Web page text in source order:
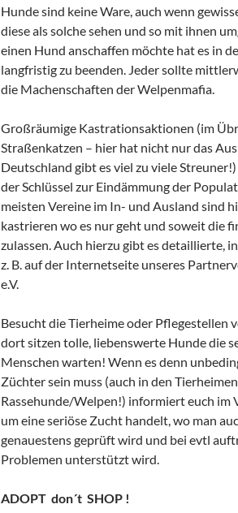
Hunde sind keine Ware, auch wenn
diese als solche sehen und so mit ihnen
einen Hund anschaffen möchte hat es in
langfristig zu beenden. Jeder sollte
die Machenschaften der Welpenmafia.
Großräumige Kastrationsaktionen (im
Straßenkatzen – hier hat nicht nur das
Deutschland gibt es viel zu viele
der Schlüssel zur Eindämmung der
meisten Vereine im In- und Ausland sind
kastrieren wo es nur geht und soweit die
zulassen. Auch hierzu gibt es detaillierte,
z. B. auf der Internetseite unseres
e.V.
Besucht die Tierheime oder Pflegestellen
dort sitzen tolle, liebenswerte Hunde die
Menschen warten! Wenn es denn
Züchter sein muss (auch in den
Rassehunde/Welpen!) informiert euch im
um eine seriöse Zucht handelt, wo man
genauestens geprüft wird und bei evtl
Problemen unterstützt wird.
ADOPT don´t SHOP !